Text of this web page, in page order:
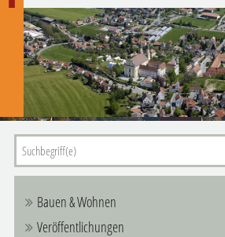
Bauen & Wohnen
Veröffentlichungen